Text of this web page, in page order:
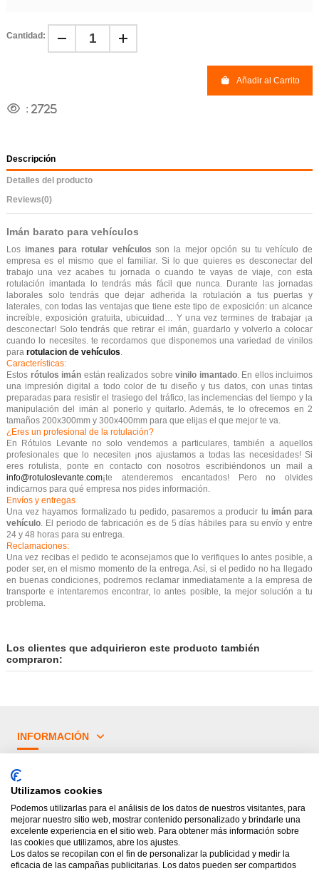
Cantidad:
Añadir al Carrito
: 2725
Descripción
Detalles del producto
Reviews(0)
Imán barato para vehículos
Los imanes para rotular vehículos son la mejor opción su tu vehículo de
empresa es el mismo que el familiar. Si lo que quieres es desconectar del
trabajo una vez acabes tu jornada o cuando te vayas de viaje, con esta
rotulación imantada lo tendrás más fácil que nunca. Durante las jornadas
laborales solo tendrás que dejar adherida la rotulación a tus puertas y
laterales, con todas las ventajas que tiene este tipo de exposición: un alcance
increíble, exposición gratuita, ubicuidad… Y una vez termines de trabajar ¡a
desconectar! Solo tendrás que retirar el imán, guardarlo y volverlo a colocar
cuando lo necesites. te recordamos que disponemos una variedad de vinilos
para rotulacion de vehículos.
Características:
Estos rótulos imán están realizados sobre vinilo imantado. En ellos incluimos
una impresión digital a todo color de tu diseño y tus datos, con unas tintas
preparadas para resistir el trasiego del tráfico, las inclemencias del tiempo y la
manipulación del imán al ponerlo y quitarlo. Además, te lo ofrecemos en 2
tamaños 200x300mm y 300x400mm para que elijas el que mejor te va.
¿Eres un profesional de la rotulación?
En Rótulos Levante no solo vendemos a particulares, también a aquellos
profesionales que lo necesiten ¡nos ajustamos a todas las necesidades! Si
eres rotulista, ponte en contacto con nosotros escribiéndonos un mail a
info@rotuloslevante.com¡te atenderemos encantados! Pero no olvides
indicarnos para qué empresa nos pides información.
Envíos y entregas
Una vez hayamos formalizado tu pedido, pasaremos a producir tu imán para
vehículo. El periodo de fabricación es de 5 días hábiles para su envío y entre
24 y 48 horas para su entrega.
Reclamaciones:
Una vez recibas el pedido te aconsejamos que lo verifiques lo antes posible, a
poder ser, en el mismo momento de la entrega. Así, si el pedido no ha llegado
en buenas condiciones, podremos reclamar inmediatamente a la empresa de
transporte e intentaremos encontrar, lo antes posible, la mejor solución a tu
problema.
Los clientes que adquirieron este producto también
compraron:
INFORMACIÓN
¿TIENES DUDAS?
PRINCIPALES CATEGORÍAS
Utilizamos cookies
Podemos utilizarlas para el análisis de los datos de nuestros visitantes, para
mejorar nuestro sitio web, mostrar contenido personalizado y brindarle una
excelente experiencia en el sitio web. Para obtener más información sobre
las cookies que utilizamos, abre los ajustes.
Los datos se recopilan con el fin de personalizar la publicidad y medir la
eficacia de las campañas publicitarias. Los datos pueden ser compartidos